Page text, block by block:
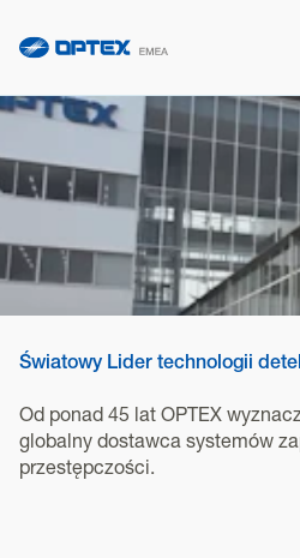
Światowy Lider technologii
Od ponad 45 lat OPTEX
globalny dostawca systemów
przestępczości.